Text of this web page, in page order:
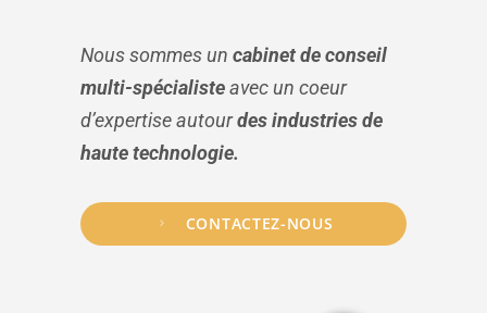
Nous sommes un cabinet de conseil
multi-spécialisteavec un coeur
d’expertise autourdes industries de
haute technologie.
CONTACTEZ-NOUS